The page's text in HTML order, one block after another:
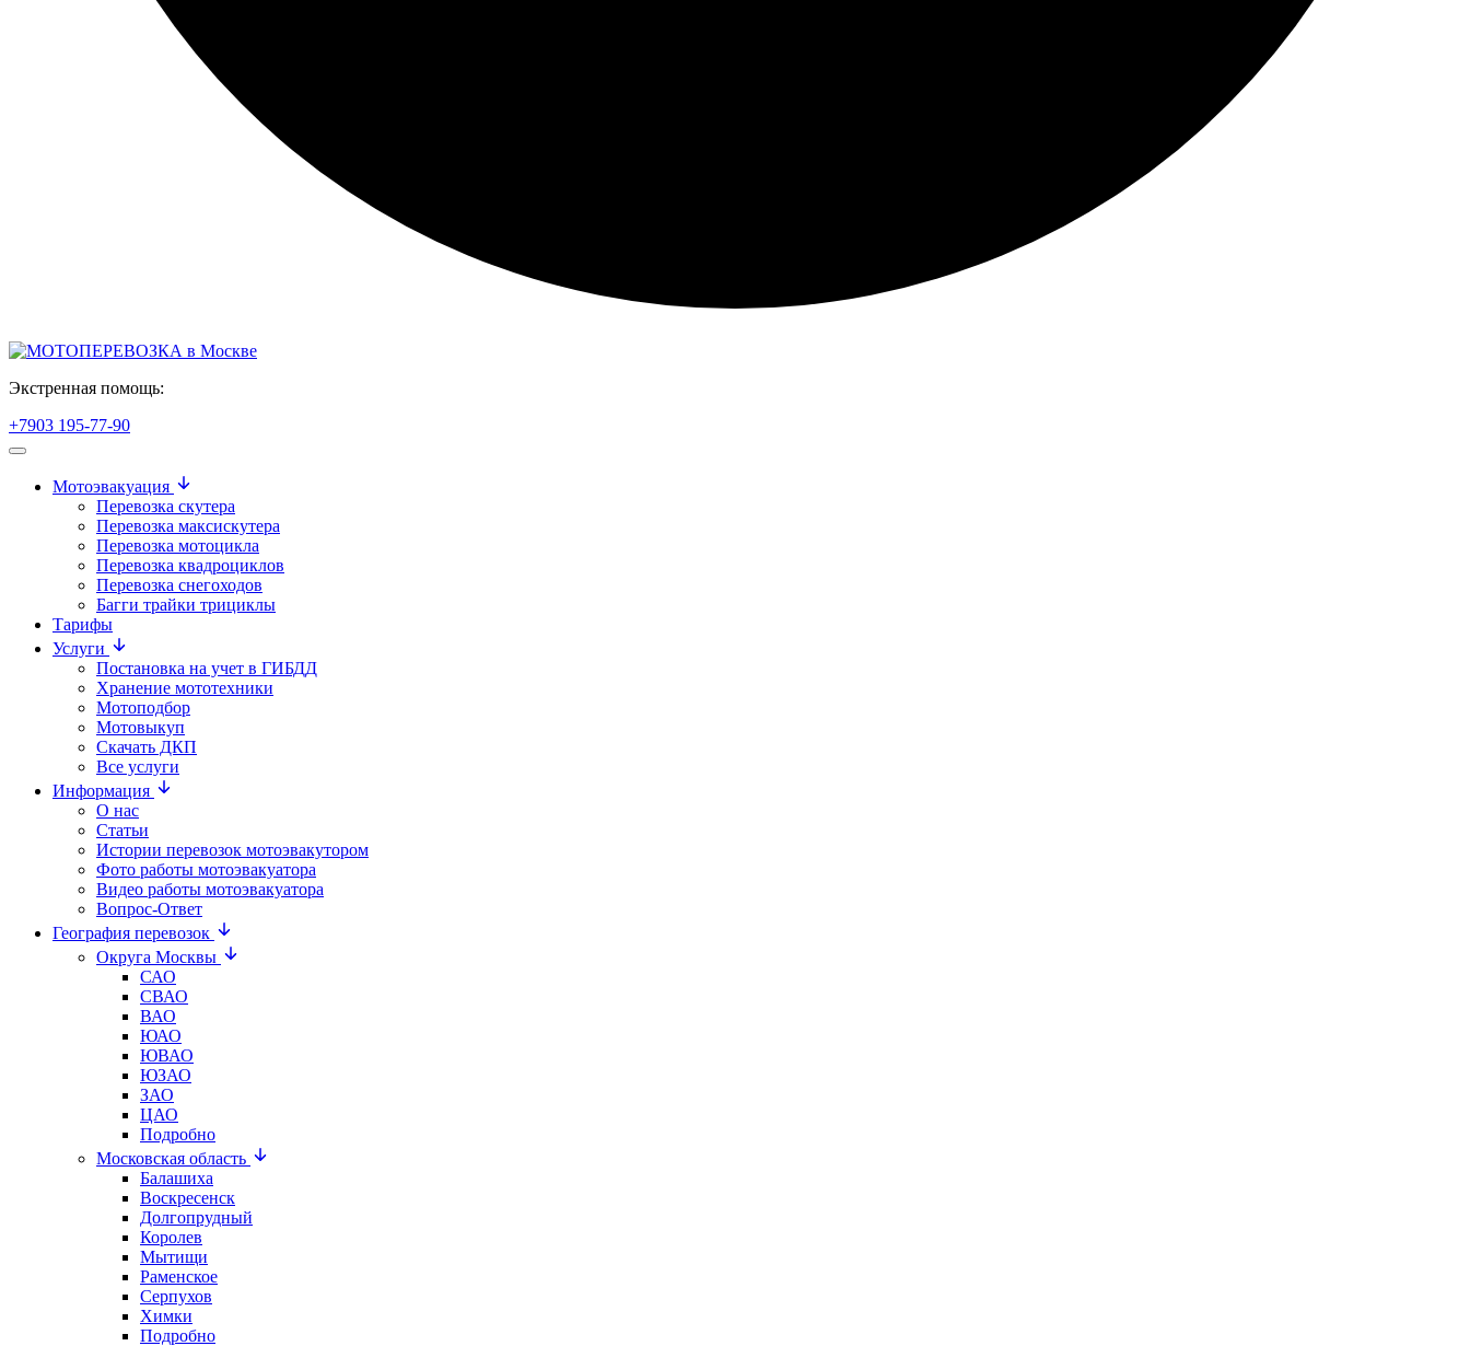
Экстренная помощь:
+7903 195-77-90
Мотоэвакуация
Перевозка скутера
Перевозка максискутера
Перевозка мотоцикла
Перевозка квадроциклов
Перевозка снегоходов
Багги трайки трициклы
Тарифы
Услуги
Постановка на учет в ГИБДД
Хранение мототехники
Мотоподбор
Мотовыкуп
Скачать ДКП
Все услуги
Информация
О нас
Статьи
Истории перевозок мотоэвакутором
Фото работы мотоэвакуатора
Видео работы мотоэвакуатора
Вопрос-Ответ
География перевозок
Округа Москвы
САО
СВАО
ВАО
ЮАО
ЮВАО
ЮЗАО
ЗАО
ЦАО
Подробно
Московская область
Балашиха
Воскресенск
Долгопрудный
Королев
Мытищи
Раменское
Серпухов
Химки
Подробно